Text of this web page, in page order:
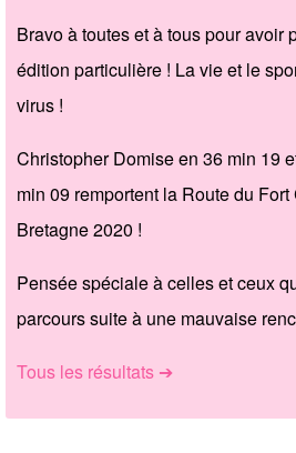
Bravo à toutes et à tous pour avoir
édition particulière ! La vie et le
virus !
Christopher Domise en 36 min 19
min 09 remportent la Route du
Bretagne 2020 !
Pensée spéciale à celles et ceux
parcours suite à une mauvaise
Tous les résultats ➔